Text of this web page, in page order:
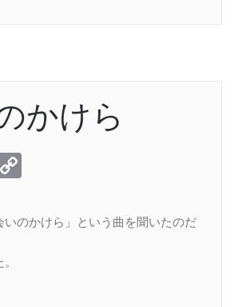
かけら
いのかけら」という曲を聞いたのだ